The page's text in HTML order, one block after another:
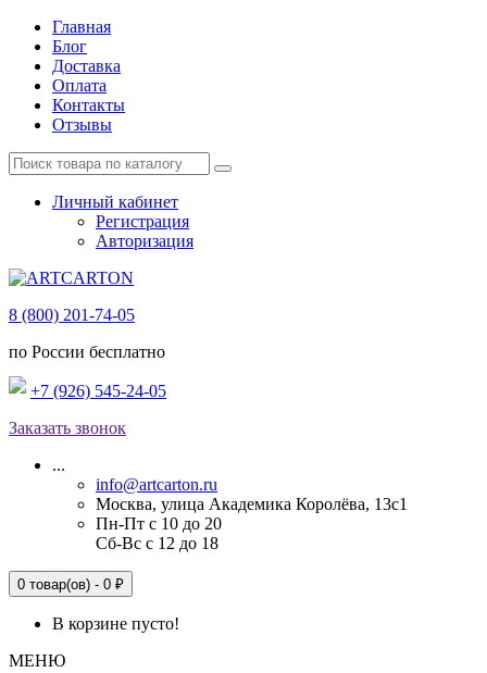
Главная
Блог
Доставка
Оплата
Контакты
Отзывы
Личный кабинет
Регистрация
Авторизация
8 (800) 201-74-05
по России бесплатно
+7 (926) 545-24-05
Заказать звонок
...
info@artcarton.ru
Москва, улица Академика Королёва, 13с1
Пн-Пт с 10 до 20
Сб-Вс с 12 до 18
0 товар(ов) - 0 ₽
В корзине пусто!
МЕНЮ